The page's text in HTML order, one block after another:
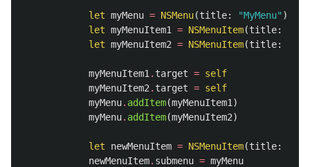
let myMenu = NSMenu(title: "MyMenu" )
let myMenuItem1 = NSMenuItem(title:
let myMenuItem2 = NSMenuItem(title:
myMenuItem1 . target = self
myMenuItem2 . target = self
myMenu. addItem(myMenuItem1 )
myMenu. addItem(myMenuItem2)
let newMenuItem = NSMenuItem(title:
newMenuItem. submenu = myMenu